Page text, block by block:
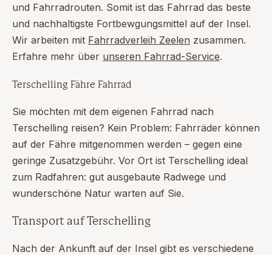
und Fahrradrouten. Somit ist das Fahrrad das beste
und nachhaltigste Fortbewgungsmittel auf der Insel.
Wir arbeiten mit Fahrradverleih Zeelen zusammen.
Erfahre mehr über unseren Fahrrad-Service.
Terschelling Fähre Fahrrad
Sie möchten mit dem eigenen Fahrrad nach
Terschelling reisen? Kein Problem: Fahrräder können
auf der Fähre mitgenommen werden – gegen eine
geringe Zusatzgebühr. Vor Ort ist Terschelling ideal
zum Radfahren: gut ausgebaute Radwege und
wunderschöne Natur warten auf Sie.
Transport auf Terschelling
Nach der Ankunft auf der Insel gibt es verschiedene